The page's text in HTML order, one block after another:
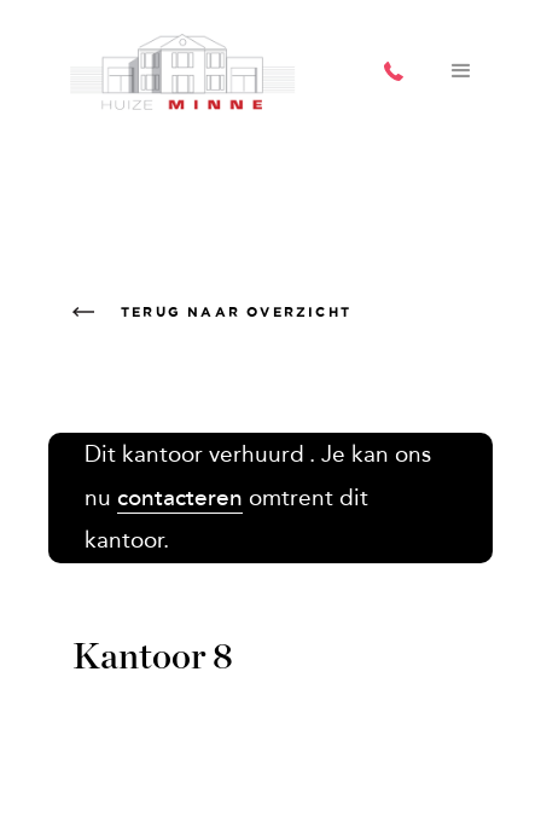
TERUG NAAR OVERZICHT
Dit kantoor verhuurd . Je kan ons
nu contacteren omtrent dit
kantoor.
Kantoor 8